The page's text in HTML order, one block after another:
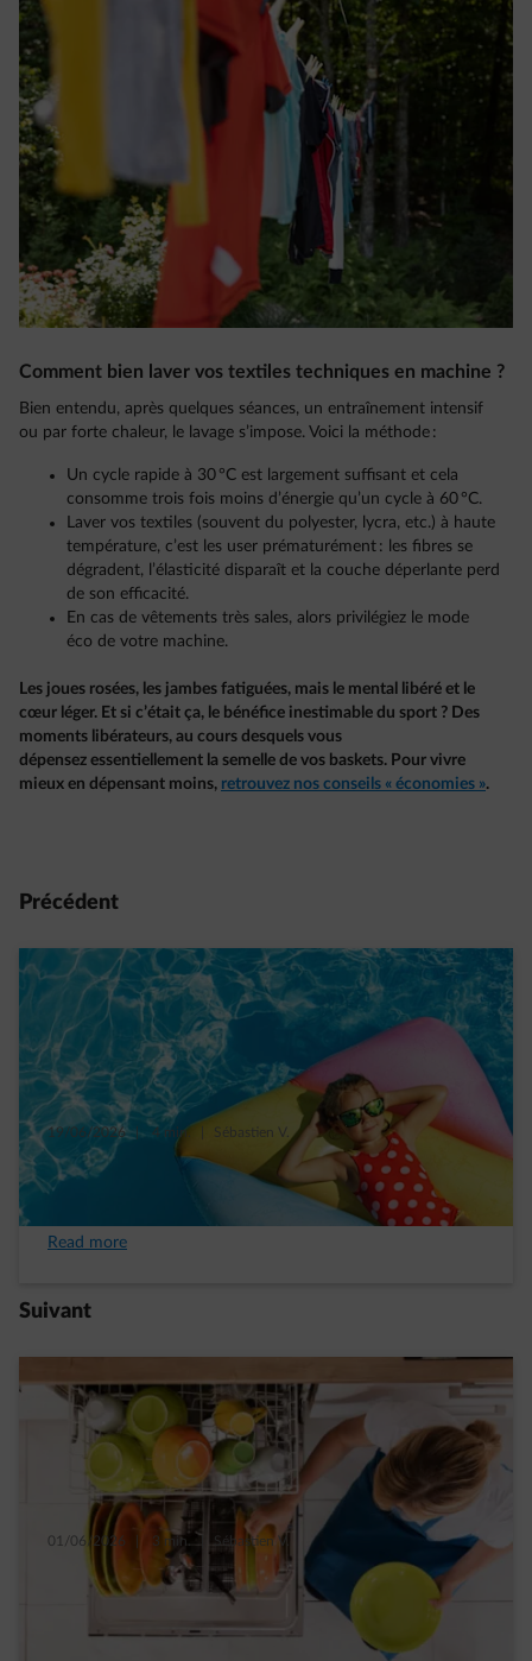
Comment bien laver vos textiles techniques en machine ?
Bien entendu, après quelques séances, un entraînement intensif
ou par forte chaleur, le lavage s’impose. Voici la méthode :
Un cycle rapide à 30 °C est largement suffisant et cela
consomme trois fois moins d’énergie qu’un cycle à 60 °C.
Laver vos textiles (souvent du polyester, lycra, etc.) à haute
température, c’est les user prématurément : les fibres se
dégradent, l’élasticité disparaît et la couche déperlante perd
de son efficacité.
En cas de vêtements très sales, alors privilégiez le mode
éco de votre machine.
Les joues rosées, les jambes fatiguées, mais le mental libéré et le
cœur léger. Et si c’était ça, le bénéfice inestimable du sport ? Des
moments libérateurs, au cours desquels vous
dépensez essentiellement la semelle de vos baskets. Pour vivre
mieux en dépensant moins, retrouvez nos conseils « économies ».
Précédent
19/06/2026 | 4 min. Sébastien V.
Votre check-list économies d’énergie avant
de partir en vacances
Read more
Suivant
01/06/2026 3 min. Sébastien V.
Top 5 des gestes pour consommer malin
avec son lave-vaisselle